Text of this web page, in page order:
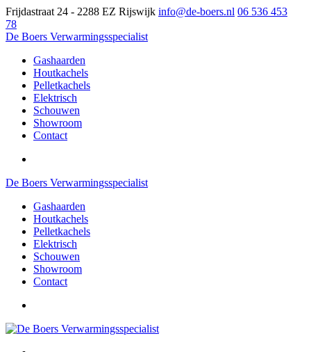
Frijdastraat 24 - 2288 EZ Rijswijk info@de-boers.nl 06 536 453
78
De Boers Verwarmingsspecialist
Gashaarden
Houtkachels
Pelletkachels
Elektrisch
Schouwen
Showroom
Contact
De Boers Verwarmingsspecialist
Gashaarden
Houtkachels
Pelletkachels
Elektrisch
Schouwen
Showroom
Contact